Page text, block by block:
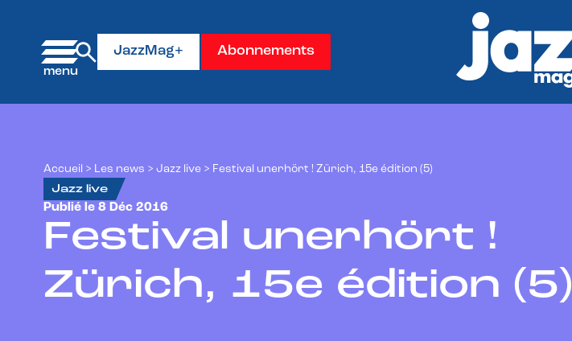
JazzMag+ Abonnements
Accueil > Les news > Jazz live > Festival unerhört ! Zürich, 15e édition (5)
Jazz live
Publié le 8 Déc 2016
Festival unerhört !
Zürich, 15e édition (5)